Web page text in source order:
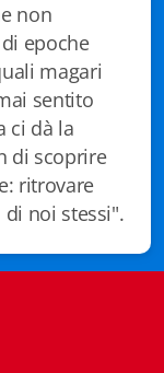
non
epoche
magari
sentito
ci dà la
di scoprire
ritrovare
noi stessi".